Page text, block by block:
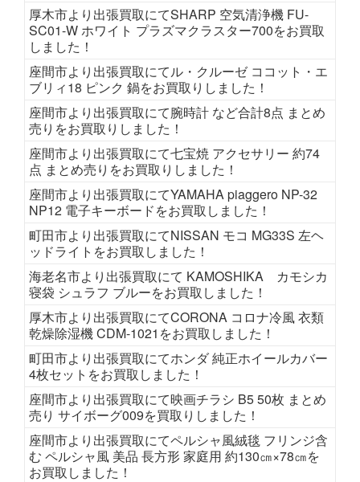
厚木市より出張買取にてSHARP 空気清浄機 FU-
SC01-W ホワイト プラズマクラスター700をお買取
しました！
座間市より出張買取にてル・クルーゼ ココット・エ
ブリィ18 ピンク 鍋をお買取りしました！
座間市より出張買取にて腕時計 など合計8点 まとめ
売りをお買取りしました！
座間市より出張買取にて七宝焼 アクセサリー 約74
点 まとめ売りをお買取りしました！
座間市より出張買取にてYAMAHA piaggero NP-32
NP12 電子キーボードをお買取しました！
町田市より出張買取にてNISSAN モコ MG33S 左ヘ
ッドライトをお買取しました！
海老名市より出張買取にて KAMOSHIKA カモシカ
寝袋 シュラフ ブルーをお買取しました！
厚木市より出張買取にてCORONA コロナ冷風 衣類
乾燥除湿機 CDM-1021をお買取しました！
町田市より出張買取にてホンダ 純正ホイールカバー
4枚セットをお買取しました！
座間市より出張買取にて映画チラシ B5 50枚 まとめ
売り サイボーグ009を買取りしました！
座間市より出張買取にてペルシャ風絨毯 フリンジ含
む ペルシャ風 美品 長方形 家庭用 約130㎝×78㎝を
お買取しました！